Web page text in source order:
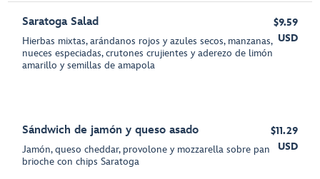
Saratoga Salad
Hierbas mixtas, arándanos rojos y azules secos, manzanas,
nueces especiadas, crutones crujientes y aderezo de limón
amarillo y semillas de amapola
$9.59
USD
Sándwich de jamón y queso asado
Jamón, queso cheddar, provolone y mozzarella sobre pan
brioche con chips Saratoga
$11.29
USD